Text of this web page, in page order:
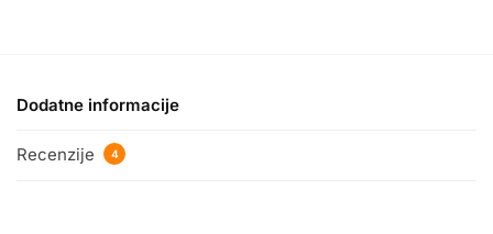
Dodatne informacije
Recenzije 4